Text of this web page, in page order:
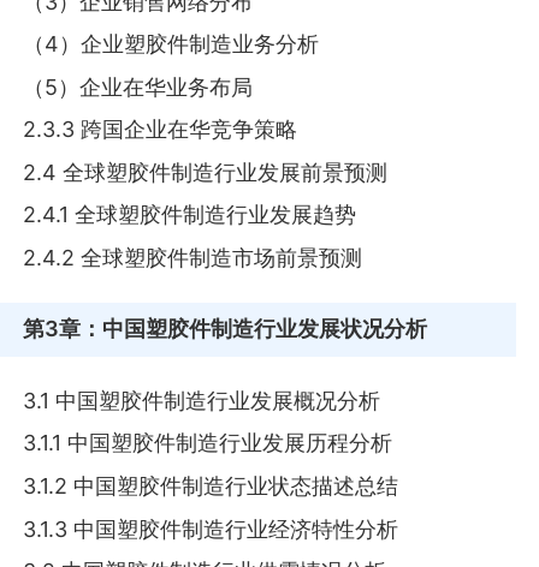
（4）企业塑胶件制造业务分析
（5）企业在华业务布局
2.3.3 跨国企业在华竞争策略
2.4 全球塑胶件制造行业发展前景预测
2.4.1 全球塑胶件制造行业发展趋势
2.4.2 全球塑胶件制造市场前景预测
第3章 ：中国塑胶件制造行业发展状况分析
3.1 中国塑胶件制造行业发展概况分析
3.1.1 中国塑胶件制造行业发展历程分析
3.1.2 中国塑胶件制造行业状态描述总结
3.1.3 中国塑胶件制造行业经济特性分析